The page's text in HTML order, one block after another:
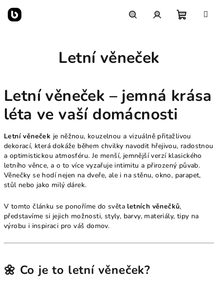
obsah
Letní věneček
Letní věneček – jemná krása
léta ve vaší domácnosti
Letní věneček je něžnou, kouzelnou a vizuálně přitažlivou
dekorací, která dokáže během chvilky navodit hřejivou, radostnou
a optimistickou atmosféru. Je menší, jemnější verzí klasického
letního věnce, a o to více vyzařuje intimitu a přirozený půvab.
Věnečky se hodí nejen na dveře, ale i na stěnu, okno, parapet,
stůl nebo jako milý dárek.
V tomto článku se ponoříme do světa letních věnečků,
představíme si jejich možnosti, styly, barvy, materiály, tipy na
výrobu i inspiraci pro váš domov.
🌼 Co je to letní věneček?